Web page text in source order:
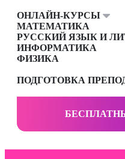
ОНЛАЙН-КУРСЫ
МАТЕМАТИКА
РУССКИЙ ЯЗЫК И
ИНФОРМАТИКА
ФИЗИКА
ПОДГОТОВКА